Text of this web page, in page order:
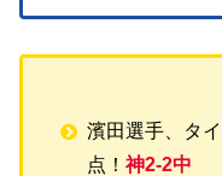
濱田選手、タ
点！神2-2中